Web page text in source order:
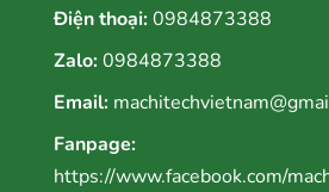
Điện thoại:0984873388
Zalo:0984873388
Email:
Fanpage:
https://www.facebook.com/